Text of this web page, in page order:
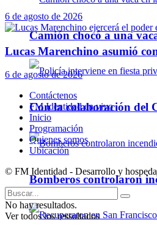
Camión chocó a una
Con la colaboración del
Bomberos controlaron
6 de agosto de 2026
Lucas Marenchino asumió
6 de agosto de 2026
Contáctenos
FM Identidad en vivo
Inicio
Programación
Quienes somos
Ubicación
© FM Identidad - Desarrollo y
No hay resultados.
Ver todos los ressultados